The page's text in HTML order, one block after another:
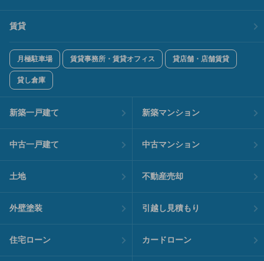
賃貸
月極駐車場 賃貸事務所・賃貸オフィス 貸店舗・店舗賃貸
貸し倉庫
新築一戸建て 新築マンション
中古一戸建て 中古マンション
土地 不動産売却
外壁塗装 引越し見積もり
住宅ローン カードローン